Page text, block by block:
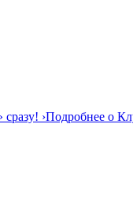
сразу! ›Подробнее о